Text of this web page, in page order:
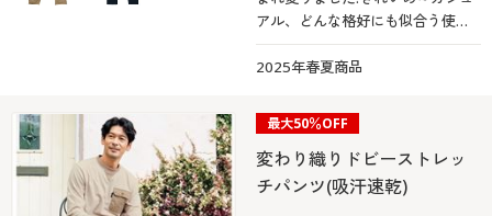
アル、どんな格好にも似合う使い
勝手の良さが魅力。洗練された見
た目と快適なはき心地を備えた、
ルエットの5ポケットスタイルパン
ツ
2025年春夏商品
最大50％OFF
変わり織りドビーストレッ
チパンツ(吸汗速乾)